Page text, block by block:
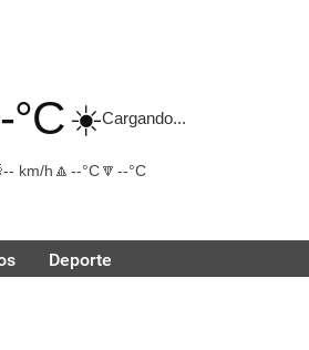
°C☀️Cargando...
-- km/h 🔼 --°C🔽 --°C
Deporte